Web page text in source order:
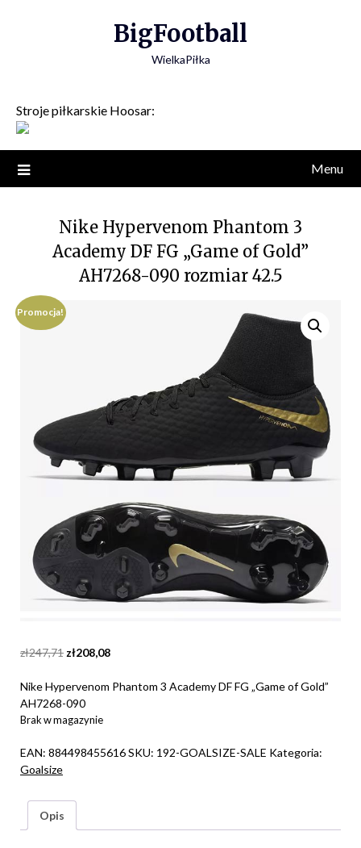
BigFootball
WielkaPiłka
Stroje piłkarskie Hoosar:
Menu
Nike Hypervenom Phantom 3
Academy DF FG „Game of Gold”
AH7268-090 rozmiar 42.5
Promocja!
zł247,71 Original
was:
zł247,71.
zł208,08Current
is:
Nike Hypervenom Phantom 3 Academy DF FG „Game of Gold”
AH7268-090
Brak w magazynie
EAN: 884498455616SKU: 192-GOALSIZE-SALE Kategoria:
Goalsize
Opis